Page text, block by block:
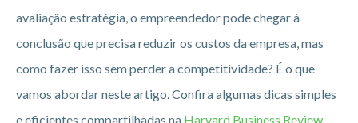
avaliação estratégia, o empreendedor pode chegar à
conclusão que precisa reduzir os custos da empresa, mas
como fazer isso sem perder a competitividade? É o que
vamos abordar neste artigo. Confira algumas dicas simples
e eficientes compartilhadas na Harvard Business Review.